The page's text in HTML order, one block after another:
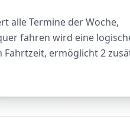
alle Termine der Woche,
fahren wird eine
Fahrtzeit, ermöglicht 2